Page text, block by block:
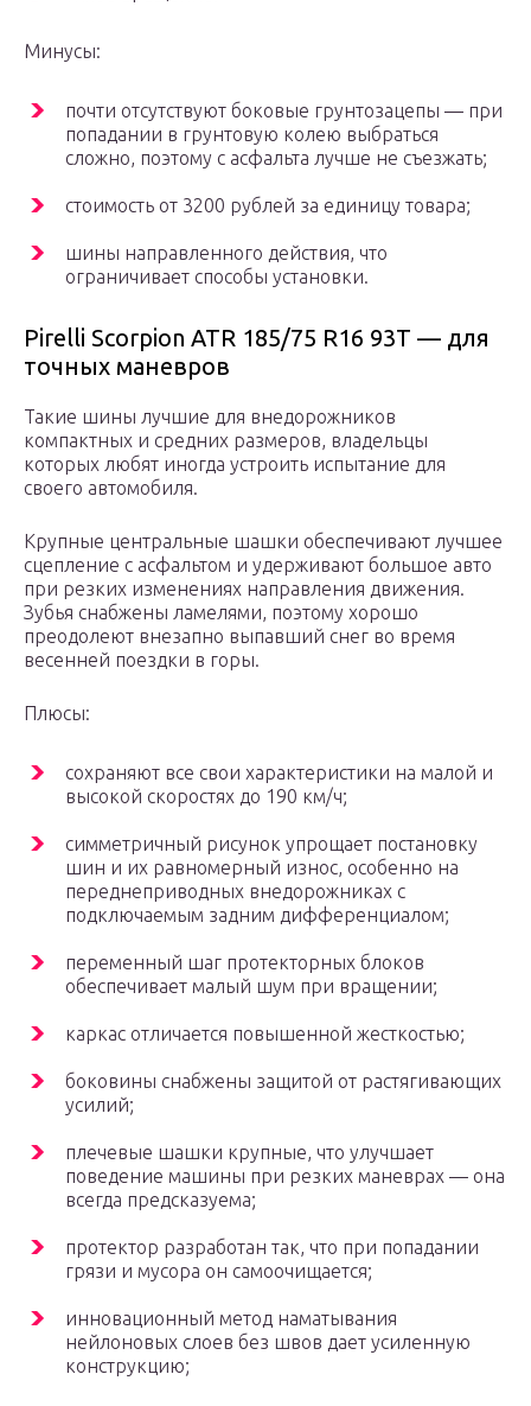
Минусы:
почти отсутствуют боковые грунтозацепы — при
попадании в грунтовую колею выбраться
сложно, поэтому с асфальта лучше не съезжать;
стоимость от 3200 рублей за единицу товара;
шины направленного действия, что
ограничивает способы установки.
Pirelli Scorpion ATR 185/75 R16 93T — для
точных маневров
Такие шины лучшие для внедорожников
компактных и средних размеров, владельцы
которых любят иногда устроить испытание для
своего автомобиля.
Крупные центральные шашки обеспечивают лучшее
сцепление с асфальтом и удерживают большое авто
при резких изменениях направления движения.
Зубья снабжены ламелями, поэтому хорошо
преодолеют внезапно выпавший снег во время
весенней поездки в горы.
Плюсы:
сохраняют все свои характеристики на малой и
высокой скоростях до 190 км/ч;
симметричный рисунок упрощает постановку
шин и их равномерный износ, особенно на
переднеприводных внедорожниках с
подключаемым задним дифференциалом;
переменный шаг протекторных блоков
обеспечивает малый шум при вращении;
каркас отличается повышенной жесткостью;
боковины снабжены защитой от растягивающих
усилий;
плечевые шашки крупные, что улучшает
поведение машины при резких маневрах — она
всегда предсказуема;
протектор разработан так, что при попадании
грязи и мусора он самоочищается;
инновационный метод наматывания
нейлоновых слоев без швов дает усиленную
конструкцию;